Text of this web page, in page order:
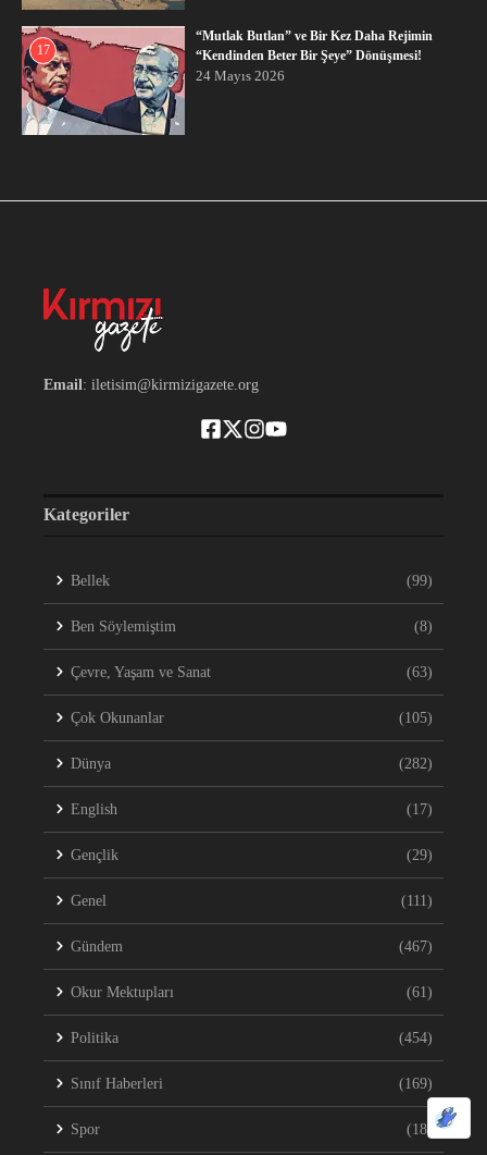
17
“Mutlak Butlan” ve Bir Kez Daha Rejimin
“Kendinden Beter Bir Şeye” Dönüşmesi!
24 Mayıs 2026
Email: iletisim@kirmizigazete.org
Kategoriler
Bellek (99)
Ben Söylemiştim (8)
Çevre, Yaşam ve Sanat (63)
Çok Okunanlar (105)
Dünya (282)
English (17)
Gençlik (29)
Genel (111)
Gündem (467)
Okur Mektupları (61)
Politika (454)
Sınıf Haberleri (169)
Spor (18)